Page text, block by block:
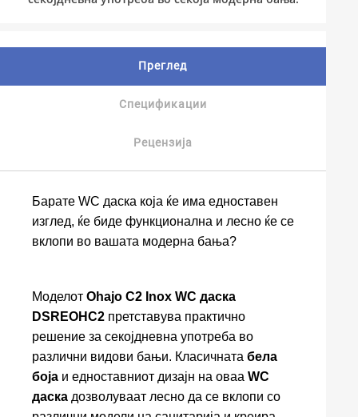
Преглед
Спецификации
Рецензија
Барате WC даска која ќе има едноставен
изглед, ќе биде функционална и лесно ќе се
вклопи во вашата модерна бања?
Моделот Ohajo C2 Inox WC даска
DSREOHC2 претставува практично
решение за секојдневна употреба во
различни видови бањи. Класичната бела
боја и едноставниот дизајн на оваа WC
даска дозволуваат лесно да се вклопи со